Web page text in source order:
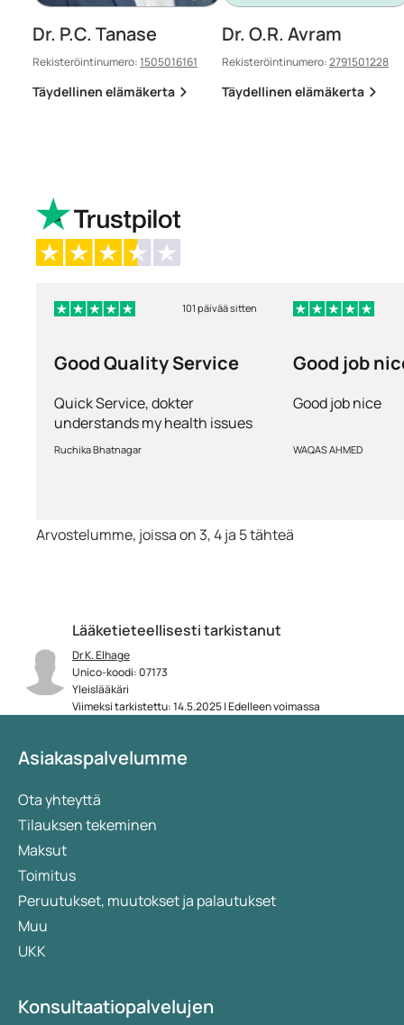
Lääketieteellisesti tarkistanut
Dr K. Elhage
Unico-koodi: 07173
Yleislääkäri
Viimeksi tarkistettu: 14.5.2025 | Edelleen voimassa
Dr. P.C. Tanase
Rekisteröintinumero:1505016161
Täydellinen elämäkerta
Dr. O.R. Avram
Rekisteröintinumero:2791501228
Täydellinen elämäkerta
101 päivää sitten
Good Quality Service
Quick Service, dokter
understands my health issues
and good diagnosis
Ruchika Bhatnagar
Good job
Good job nice
WAQAS AHMED
Arvostelumme, joissa on 3, 4 ja 5 tähteä
Asiakaspalvelumme
Ota yhteyttä
Tilauksen tekeminen
Maksut
Toimitus
Peruutukset, muutokset ja palautukset
Muu
UKK
Konsultaatiopalvelujen